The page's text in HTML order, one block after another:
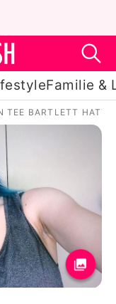
Familie &
TEE BARTLETT HATTE